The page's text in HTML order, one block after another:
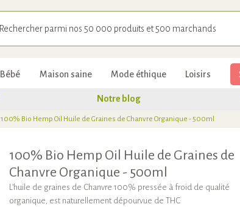
Bébé Maison saine Mode éthique Loisirs
Notre blog
100% Bio Hemp Oil Huile de Graines de Chanvre Organique - 500ml
100% Bio Hemp Oil Huile de Graines de
Chanvre Organique - 500ml
L’huile de graines de Chanvre 100% pressée à froid de qualité
organique, est naturellement dépourvue de THC